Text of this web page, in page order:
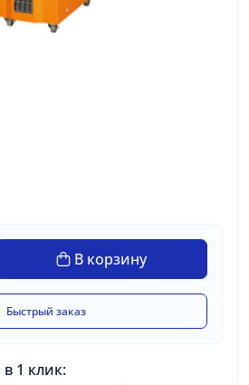
В корзину
Быстрый заказ
в 1 клик: